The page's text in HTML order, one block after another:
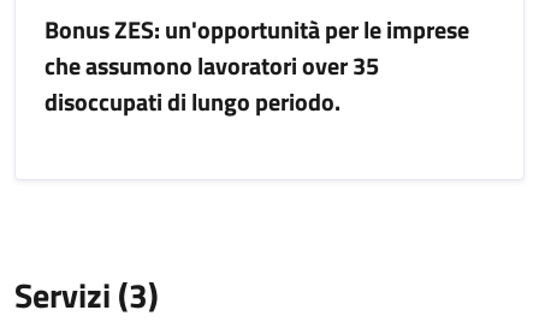
Bonus ZES: un'opportunità per le imprese
che assumono lavoratori over 35
disoccupati di lungo periodo.
Servizi (3)